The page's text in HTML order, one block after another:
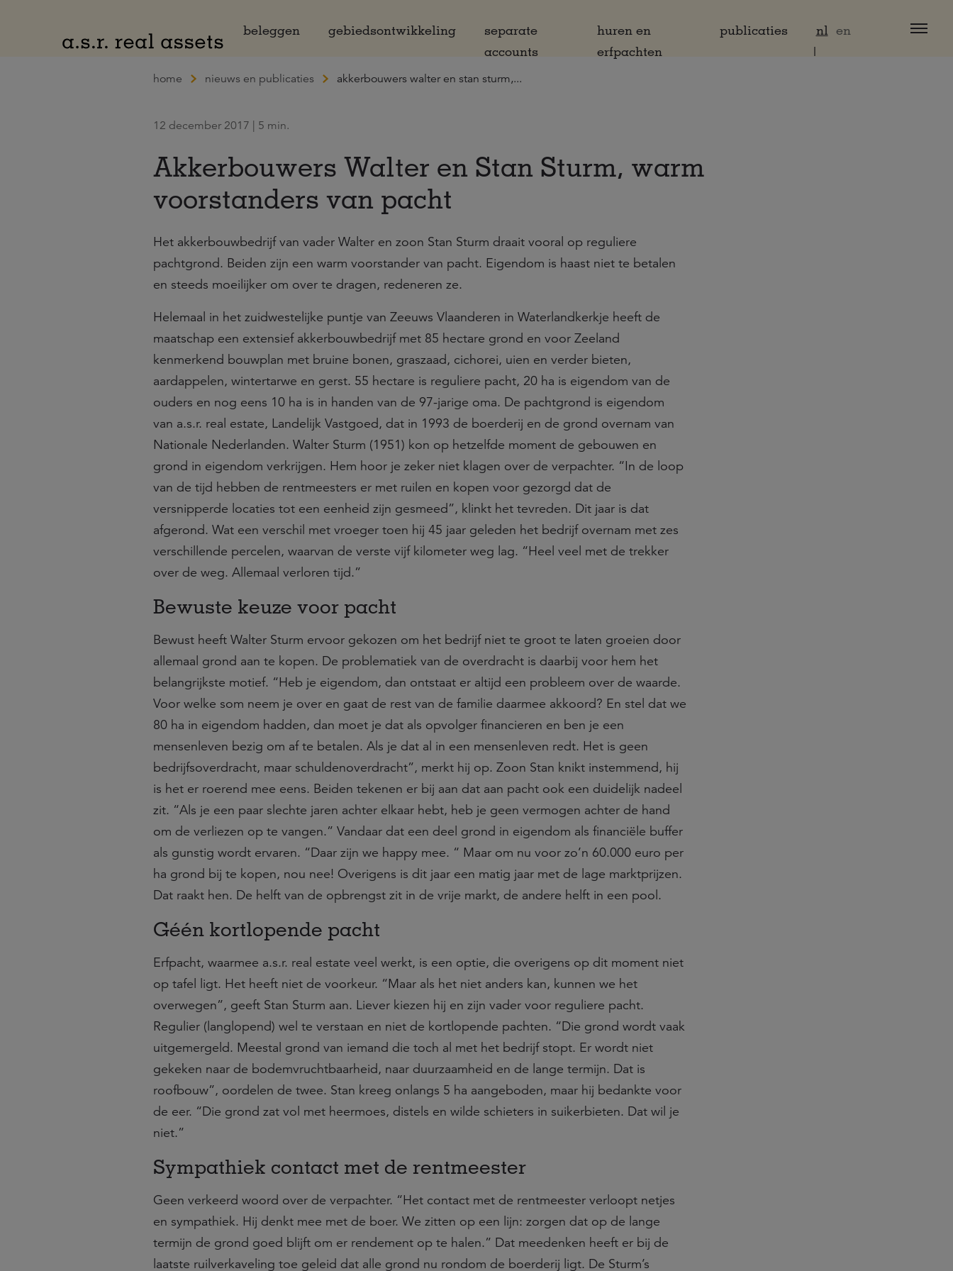
beleggen
gebiedsontwikkeling
separate
accounts
huren en
erfpachten
publicaties nl en
home nieuws en publicaties akkerbouwers walter en stan sturm,...
12 december 2017 | 5 min.
Akkerbouwers Walter en Stan Sturm, warm
voorstanders van pacht
Het akkerbouwbedrijf van vader Walter en zoon Stan Sturm draait vooral op reguliere
pachtgrond. Beiden zijn een warm voorstander van pacht. Eigendom is haast niet te betalen
en steeds moeilijker om over te dragen, redeneren ze.
Helemaal in het zuidwestelijke puntje van Zeeuws Vlaanderen in Waterlandkerkje heeft de
maatschap een extensief akkerbouwbedrijf met 85 hectare grond en voor Zeeland
kenmerkend bouwplan met bruine bonen, graszaad, cichorei, uien en verder bieten,
aardappelen, wintertarwe en gerst. 55 hectare is reguliere pacht, 20 ha is eigendom van de
ouders en nog eens 10 ha is in handen van de 97-jarige oma. De pachtgrond is eigendom
van a.s.r. real estate, Landelijk Vastgoed, dat in 1993 de boerderij en de grond overnam van
Nationale Nederlanden. Walter Sturm (1951) kon op hetzelfde moment de gebouwen en
grond in eigendom verkrijgen. Hem hoor je zeker niet klagen over de verpachter. “In de loop
van de tijd hebben de rentmeesters er met ruilen en kopen voor gezorgd dat de
versnipperde locaties tot een eenheid zijn gesmeed”, klinkt het tevreden. Dit jaar is dat
afgerond. Wat een verschil met vroeger toen hij 45 jaar geleden het bedrijf overnam met zes
verschillende percelen, waarvan de verste vijf kilometer weg lag. “Heel veel met de trekker
over de weg. Allemaal verloren tijd.”
Bewuste keuze voor pacht
Bewust heeft Walter Sturm ervoor gekozen om het bedrijf niet te groot te laten groeien door
allemaal grond aan te kopen. De problematiek van de overdracht is daarbij voor hem het
belangrijkste motief. “Heb je eigendom, dan ontstaat er altijd een probleem over de waarde.
Voor welke som neem je over en gaat de rest van de familie daarmee akkoord? En stel dat we
80 ha in eigendom hadden, dan moet je dat als opvolger financieren en ben je een
mensenleven bezig om af te betalen. Als je dat al in een mensenleven redt. Het is geen
bedrijfsoverdracht, maar schuldenoverdracht”, merkt hij op. Zoon Stan knikt instemmend, hij
is het er roerend mee eens. Beiden tekenen er bij aan dat aan pacht ook een duidelijk nadeel
zit. “Als je een paar slechte jaren achter elkaar hebt, heb je geen vermogen achter de hand
om de verliezen op te vangen.” Vandaar dat een deel grond in eigendom als financiële buffer
als gunstig wordt ervaren. “Daar zijn we happy mee. “ Maar om nu voor zo’n 60.000 euro per
ha grond bij te kopen, nou nee! Overigens is dit jaar een matig jaar met de lage marktprijzen.
Dat raakt hen. De helft van de opbrengst zit in de vrije markt, de andere helft in een pool.
Géén kortlopende pacht
Erfpacht, waarmee a.s.r. real estate veel werkt, is een optie, die overigens op dit moment niet
op tafel ligt. Het heeft niet de voorkeur. “Maar als het niet anders kan, kunnen we het
overwegen”, geeft Stan Sturm aan. Liever kiezen hij en zijn vader voor reguliere pacht.
Regulier (langlopend) wel te verstaan en niet de kortlopende pachten. “Die grond wordt vaak
uitgemergeld. Meestal grond van iemand die toch al met het bedrijf stopt. Er wordt niet
gekeken naar de bodemvruchtbaarheid, naar duurzaamheid en de lange termijn. Dat is
roofbouw”, oordelen de twee. Stan kreeg onlangs 5 ha aangeboden, maar hij bedankte voor
de eer. “Die grond zat vol met heermoes, distels en wilde schieters in suikerbieten. Dat wil je
niet.”
Sympathiek contact met de rentmeester
Geen verkeerd woord over de verpachter. “Het contact met de rentmeester verloopt netjes
en sympathiek. Hij denkt mee met de boer. We zitten op een lijn: zorgen dat op de lange
termijn de grond goed blijft om er rendement op te halen.” Dat meedenken heeft er bij de
laatste ruilverkaveling toe geleid dat alle grond nu rondom de boerderij ligt. De Sturm’s